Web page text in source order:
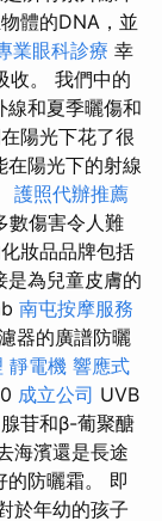
體的DNA，並
業眼科診療 幸
收。 我們中的
線和夏季曬傷和
陽光下花了很
在陽光下的射線
護照代辦推薦
數傷害令人難
妝品品牌包括
是為兒童皮膚的
南屯按摩服務
器的廣譜防曬
靜電機 響應式
成立公司 UVB
苷和β-葡聚醣
海濱還是長途
的防曬霜。 即
於年幼的孩子